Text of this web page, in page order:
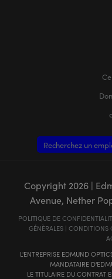
Recherchez un
Copyright 2026|
Avenue, Nether
POLITIQUE DE
GÉNÈRALES| CONDITIONS
L'ENTREPRISE EDMUND
MANDATAIRE
LE TITULAIRE DU CONTRAT